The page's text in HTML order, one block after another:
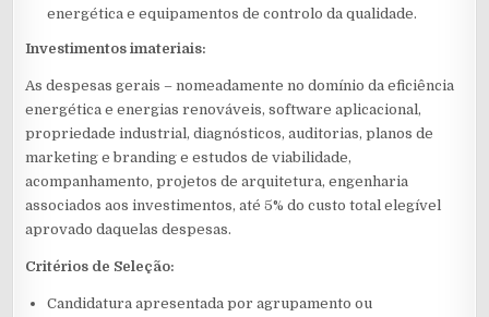
energética e equipamentos de controlo da qualidade.
Investimentos imateriais:
As despesas gerais – nomeadamente no domínio da eficiência
energética e energias renováveis, software aplicacional,
propriedade industrial, diagnósticos, auditorias, planos de
marketing e branding e estudos de viabilidade,
acompanhamento, projetos de arquitetura, engenharia
associados aos investimentos, até 5% do custo total elegível
aprovado daquelas despesas.
Critérios de Seleção:
Candidatura apresentada por agrupamento ou